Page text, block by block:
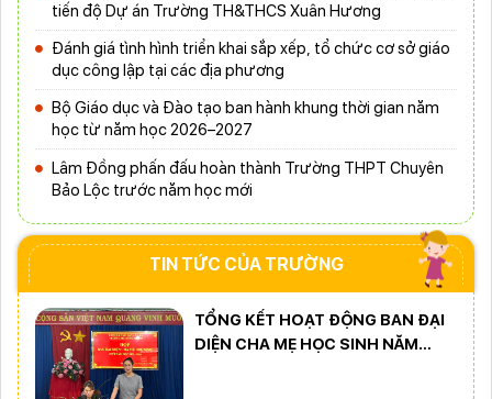
tiến độ Dự án Trường TH&THCS Xuân Hương
Đánh giá tình hình triển khai sắp xếp, tổ chức cơ sở giáo
dục công lập tại các địa phương
Bộ Giáo dục và Đào tạo ban hành khung thời gian năm
học từ năm học 2026–2027
Lâm Đồng phấn đấu hoàn thành Trường THPT Chuyên
Bảo Lộc trước năm học mới
TIN TỨC CỦA TRƯỜNG
TỔNG KẾT HOẠT ĐỘNG BAN ĐẠI
DIỆN CHA MẸ HỌC SINH NĂM